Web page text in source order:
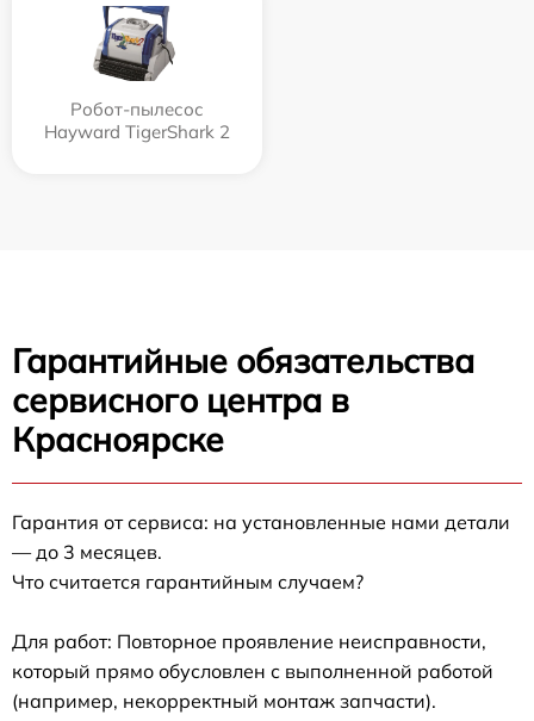
Робот-пылесос
Hayward TigerShark 2
Гарантийные обязательства
сервисного центра в
Красноярске
Гарантия от сервиса: на установленные нами детали
— до 3 месяцев.
Что считается гарантийным случаем?
Для работ: Повторное проявление неисправности,
который прямо обусловлен с выполненной работой
(например, некорректный монтаж запчасти).